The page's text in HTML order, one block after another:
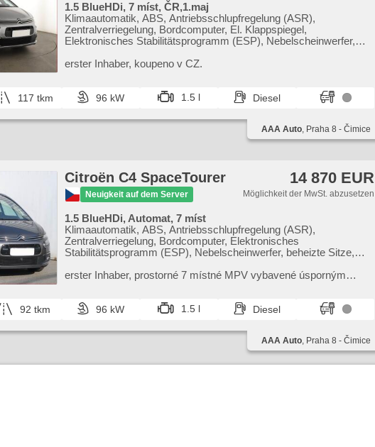
1.5 BlueHDi, 7 míst, ČR,1.maj
Klimaautomatik, ABS, Antriebsschlupfregelung (ASR),
Zentralverriegelung, Bordcomputer, El. Klappspiegel,
Elektronisches Stabilitätsprogramm (ESP), Nebelscheinwerfer,
Reifendrucksensor, USB, 6x Airbag, Parkassistent, Servolenkung,
erster Inhaber,​ koupeno v CZ.
117 tkm 96 kW 1.5 l Diesel
AAA Auto, Praha 8 - Čimice
Citroën C4 SpaceTourer
Neuigkeit auf dem Server
14 870 EUR
Möglichkeit der MwSt. abzusetzen
1.5 BlueHDi, Automat, 7 míst
Klimaautomatik, ABS, Antriebsschlupfregelung (ASR),
Zentralverriegelung, Bordcomputer, Elektronisches
Stabilitätsprogramm (ESP), Nebelscheinwerfer, beheizte Sitze,
Reifendrucksensor, USB, automatikparken, El. einstellbare Sitze,
erster Inhaber,​ prostorné 7 místné MPV vybavené úsporným
92 tkm 96 kW 1.5 l Diesel
AAA Auto, Praha 8 - Čimice